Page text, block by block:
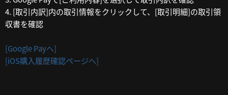
4. [取引内訳]内の取引情報をクリックして、[取引明細]の取引領
収書を確認
[Google Payへ]
[iOS購入履歴確認ページへ]